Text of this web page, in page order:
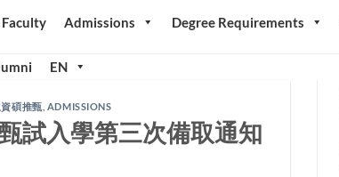
Faculty Admissions Degree Requirements
EN
碩推甄 ADMISSIONS
試入學第三次備取通知